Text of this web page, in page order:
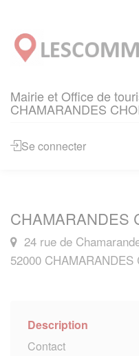
Mairie et Office de
CHAMARANDES
Se connecter
CHAMARANDES
24 rue de
52000 CHAMARANDES
Description
Contact